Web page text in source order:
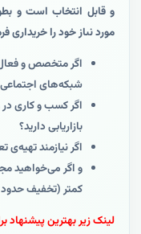
و قابل انتخاب است و
مورد نىاز خود را خریداری
اگر متخصص و فعال
شبکه‌های
اگر کسب و کاری در
بازاریابی دارید؟
اگر نیازمند تهیه‌ی
و اگر می‌خواهید
کمتر (تخفیف حدود ۵۰٪) را خریداری نمایید.
لینک زیر بهترین